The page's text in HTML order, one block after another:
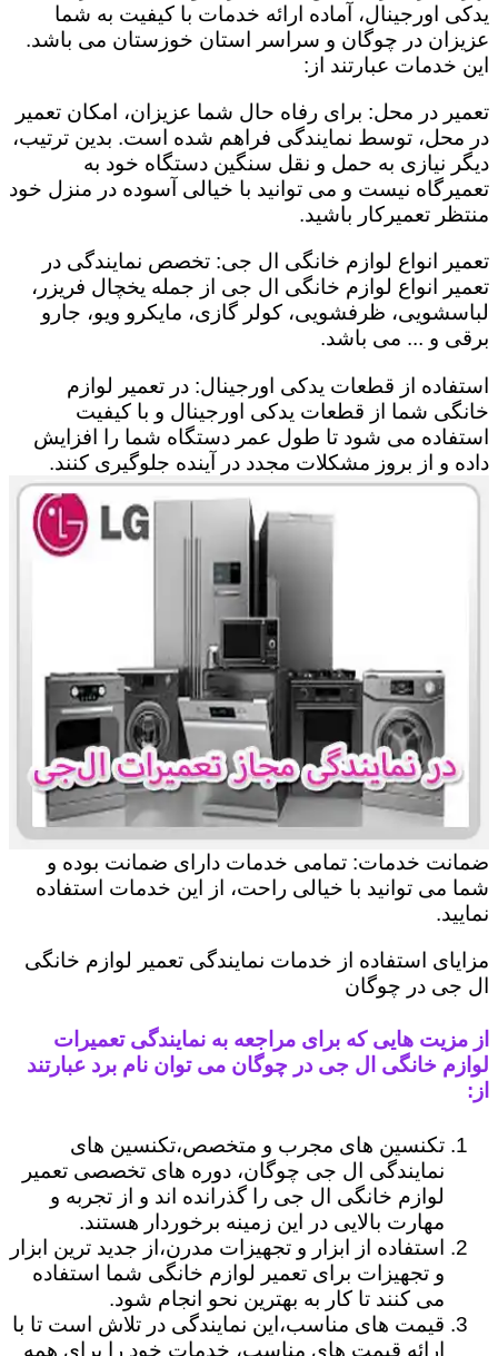
یدکی اورجینال، آماده ارائه خدمات با کیفیت به شما
عزیزان در چوگان و سراسر استان خوزستان می باشد.
این خدمات عبارتند از:
تعمیر در محل: برای رفاه حال شما عزیزان، امکان تعمیر
در محل، توسط نمایندگی فراهم شده است. بدین ترتیب،
دیگر نیازی به حمل و نقل سنگین دستگاه خود به
تعمیرگاه نیست و می توانید با خیالی آسوده در منزل خود
منتظر تعمیرکار باشید.
تعمیر انواع لوازم خانگی ال جی: تخصص نمایندگی در
تعمیر انواع لوازم خانگی ال جی از جمله یخچال فریزر،
لباسشویی، ظرفشویی، کولر گازی، مایکرو ویو، جارو
برقی و ... می باشد.
استفاده از قطعات یدکی اورجینال: در تعمیر لوازم
خانگی شما از قطعات یدکی اورجینال و با کیفیت
استفاده می شود تا طول عمر دستگاه شما را افزایش
داده و از بروز مشکلات مجدد در آینده جلوگیری کنند.
ضمانت خدمات: تمامی خدمات دارای ضمانت بوده و
شما می توانید با خیالی راحت، از این خدمات استفاده
نمایید.
مزایای استفاده از خدمات نمایندگی تعمیر لوازم خانگی
ال جی در چوگان
از مزیت هایی که برای مراجعه به نمایندگی تعمیرات
لوازم خانگی ال جی در چوگان می توان نام برد عبارتند
از:
تکنسین های مجرب و متخصص،تکنسین های
نمایندگی ال جی چوگان، دوره های تخصصی تعمیر
لوازم خانگی ال جی را گذرانده اند و از تجربه و
مهارت بالایی در این زمینه برخوردار هستند.
استفاده از ابزار و تجهیزات مدرن،از جدید ترین ابزار
و تجهیزات برای تعمیر لوازم خانگی شما استفاده
می کنند تا کار به بهترین نحو انجام شود.
قیمت های مناسب،این نمایندگی در تلاش است تا با
ارائه قیمت های مناسب، خدمات خود را برای همه